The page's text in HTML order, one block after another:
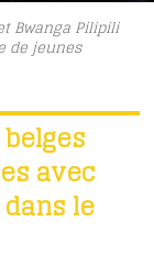
Bwanga Pilipili
de jeunes
avec
le